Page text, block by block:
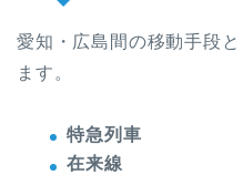
愛知・広島間の移動手段
ます。
特急列車
在来線